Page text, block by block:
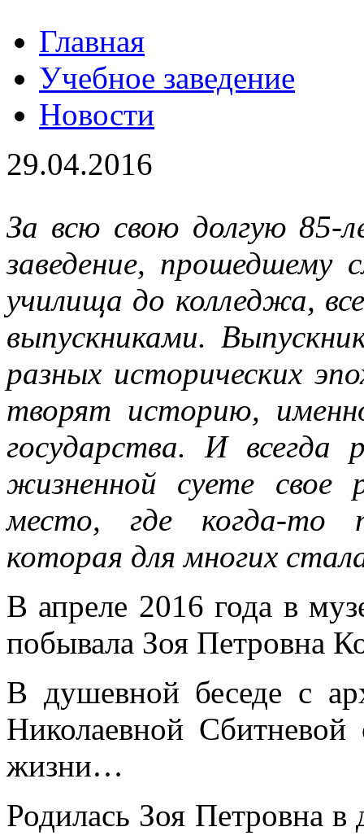
Главная
Учебное заведение
Новости
29.04.2016
За всю свою долгую 85-
заведение, прошедшему
училища до колледжа,
выпускниками.
разных исторических
творят историю,
государства. И
жизненной суете свое
место, где когда-то
которая для многих
В апреле 2016 года в
побывала Зоя Петровна
В душевной беседе с
Николаевной Сбитневой
жизни…
Родилась Зоя Петровна в